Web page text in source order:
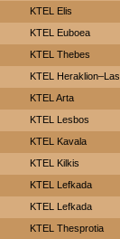
KTEL Elis
ΚΤΕL Euboea
KTEL Thebes
KTEL Heraklion–Las.
KTEL Arta
KTEL Lesbos
KTEL Kavala
KTEL Kilkis
KTEL Lefkada
KTEL Lefkada
KTEL Thesprotia